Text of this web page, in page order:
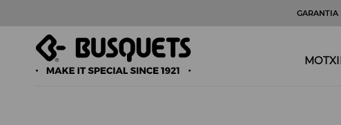
GARANTIA